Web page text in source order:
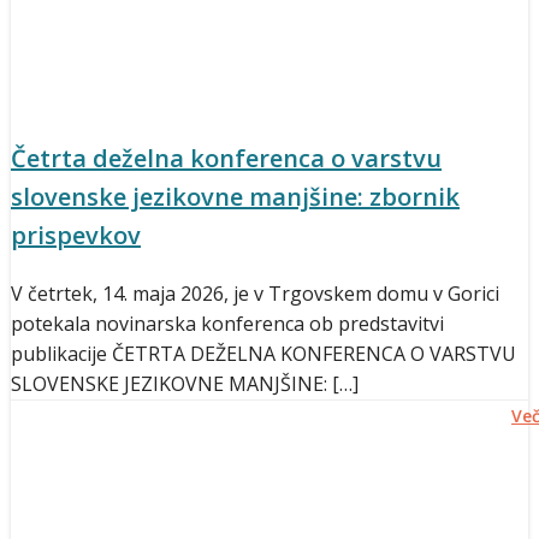
Četrta deželna konferenca o varstvu
slovenske jezikovne manjšine: zbornik
prispevkov
V četrtek, 14. maja 2026, je v Trgovskem domu v Gorici
potekala novinarska konferenca ob predstavitvi
publikacije ČETRTA DEŽELNA KONFERENCA O VARSTVU
SLOVENSKE JEZIKOVNE MANJŠINE: […]
Več